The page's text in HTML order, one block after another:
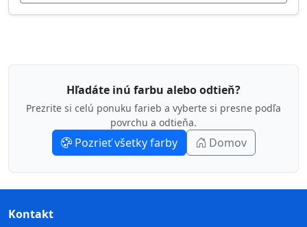
Hľadáte inú farbu alebo odtieň?
Prezrite si celú ponuku farieb a vyberte si presne podľa
povrchu a odtieňa.
Pozrieť všetky farby Domov
Kontakt